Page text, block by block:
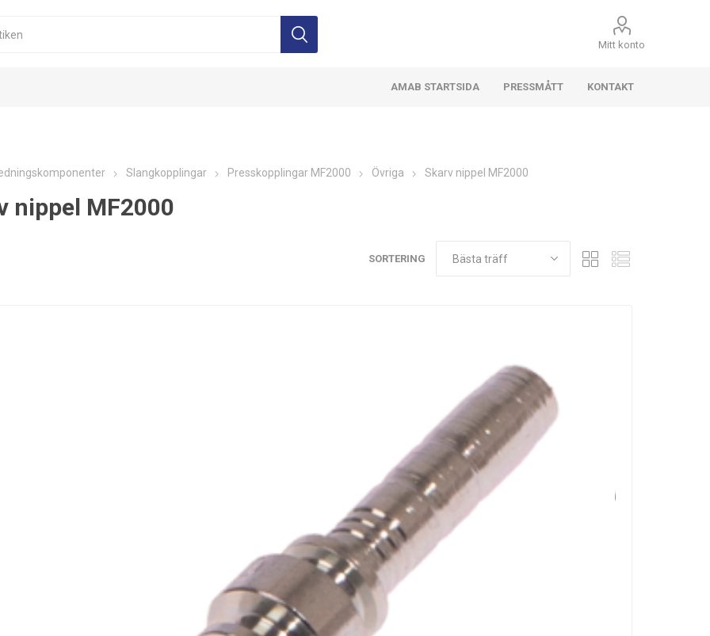
Mitt konto
AMAB STARTSIDA PRESSMÅTT KONTAKT
Slangkopplingar Presskopplingar MF2000 Övriga Skarv nippel MF2000
nippel MF2000
SORTERING